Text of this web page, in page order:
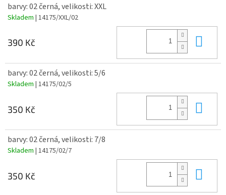
barvy: 02 černá, velikosti: XXL
Skladem | 14175/XXL/02
390 Kč
barvy: 02 černá, velikosti: 5/6
Skladem | 14175/02/5
350 Kč
barvy: 02 černá, velikosti: 7/8
Skladem | 14175/02/7
350 Kč